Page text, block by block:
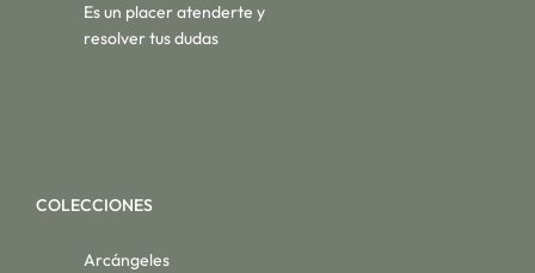
Es un placer atenderte y
resolver tus dudas
COLECCIONES
Arcángeles